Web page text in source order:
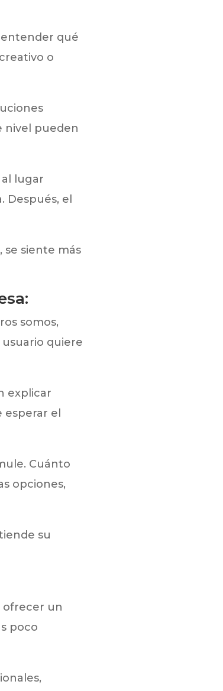
entender qué
o
nivel pueden
lugar
Después, el
se siente más
somos,
quiere
explicar
esperar el
Cuánto
opciones,
su
ofrecer un
poco